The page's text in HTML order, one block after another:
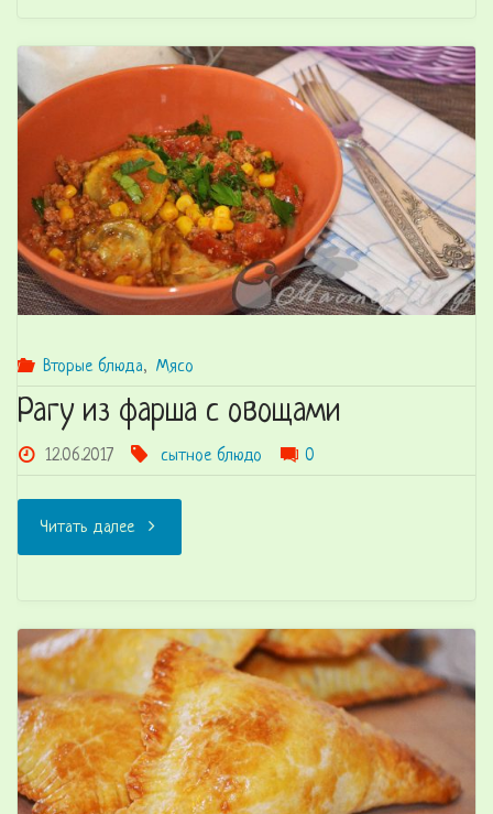
рисом
грибами"
Вторые блюда, Мясо
Рагу из фарша с овощами
12.06.2017 сытное блюдо 0
Читать далее"Рагу
фарша
с
овощами"